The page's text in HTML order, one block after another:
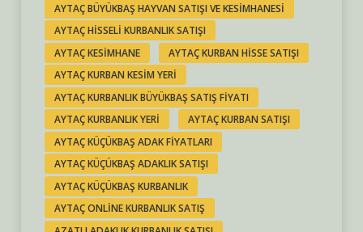
AYTAÇ BÜYÜKBAŞ HAYVAN SATIŞI VE KESIMHANESI
AYTAÇ HISSELI KURBANLIK SATIŞI
AYTAÇ KESIMHANE
AYTAÇ KURBAN HISSE SATIŞI
AYTAÇ KURBAN KESIM YERI
AYTAÇ KURBANLIK BÜYÜKBAŞ SATIŞ FIYATI
AYTAÇ KURBANLIK YERI
AYTAÇ KURBAN SATIŞI
AYTAÇ KÜÇÜKBAŞ ADAK FIYATLARI
AYTAÇ KÜÇÜKBAŞ ADAKLIK SATIŞI
AYTAÇ KÜÇÜKBAŞ KURBANLIK
AYTAÇ ONLINE KURBANLIK SATIŞ